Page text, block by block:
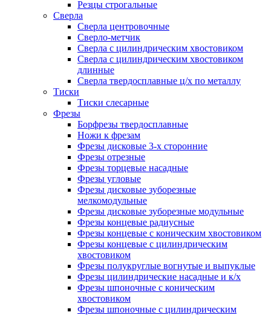
Резцы строгальные
Сверла
Сверла центровочные
Сверло-метчик
Сверла с цилиндрическим хвостовиком
Сверла с цилиндрическим хвостовиком
длинные
Сверла твердосплавные ц/х по металлу
Тиски
Тиски слесарные
Фрезы
Борфрезы твердосплавные
Ножи к фрезам
Фрезы дисковые 3-х сторонние
Фрезы отрезные
Фрезы торцевые насадные
Фрезы угловые
Фрезы дисковые зуборезные
мелкомодульные
Фрезы дисковые зуборезные модульные
Фрезы концевые радиусные
Фрезы концевые с коническим хвостовиком
Фрезы концевые с цилиндрическим
хвостовиком
Фрезы полукруглые вогнутые и выпуклые
Фрезы цилиндрические насадные и к/х
Фрезы шпоночные с коническим
хвостовиком
Фрезы шпоночные с цилиндрическим